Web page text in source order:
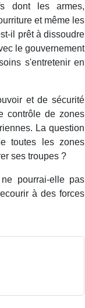
dont les armes,
et même les
il prêt à dissoudre
le gouvernement
s'entretenir en
et de sécurité
contrôle de zones
La question
toutes les zones
ses troupes ?
pourrai-elle pas
à des forces